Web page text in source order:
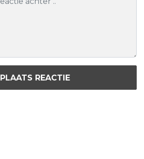
PLAATS REACTIE